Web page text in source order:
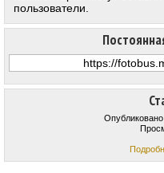
Опубликовано
пользователи.